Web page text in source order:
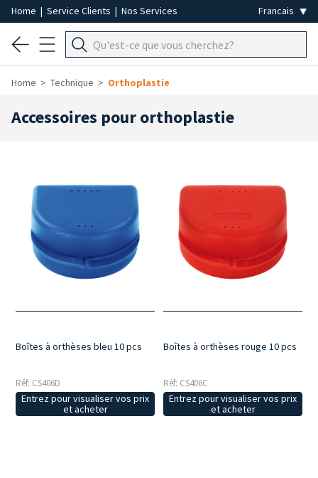
Home | Service Clients | Nos Services
Home Technique Orthoplastie
Accessoires pour orthoplastie
Boîtes à orthèses bleu 10 pcs
Réf: CS406D
Entrez pour visualiser vos prix
et acheter
Boîtes à orthèses rouge 10 pcs
Réf: CS406C
Entrez pour visualiser vos prix
et acheter